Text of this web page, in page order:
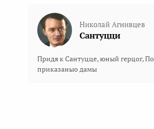
Николай Агнивцев
Сантуцци
Придя к Сантуцце, юный герцог, По
приказаныо дамы